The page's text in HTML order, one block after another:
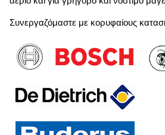
Συνεργαζόμαστε με κορυφαίους